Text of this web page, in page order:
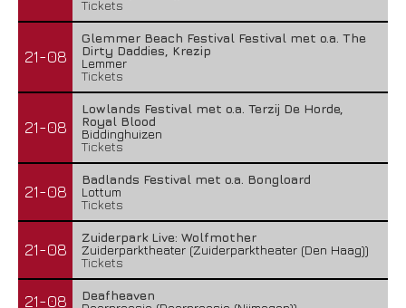
Tickets
21-08
Glemmer Beach Festival Festival met o.a. The
Dirty Daddies, Krezip
Lemmer
Tickets
21-08
Lowlands Festival met o.a. Terzij De Horde,
Royal Blood
Biddinghuizen
Tickets
21-08
Badlands Festival met o.a. Bongloard
Lottum
Tickets
21-08
Zuiderpark Live: Wolfmother
Zuiderparktheater (Zuiderparktheater (Den Haag))
Tickets
21-08
Deafheaven